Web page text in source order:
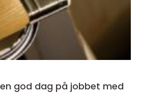
god dag på jobbet med